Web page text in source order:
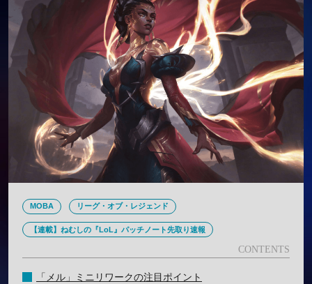
MOBA リーグ・オブ・レジェンド
【連載】ねむしの『LoL』パッチノート先取り速報
「メル」ミニリワークの注目ポイント